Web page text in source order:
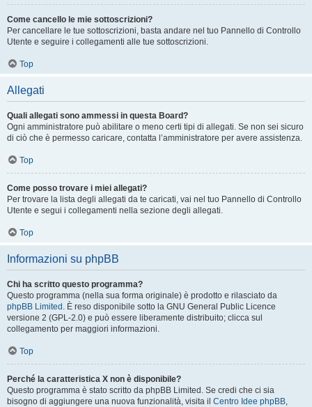
Come cancello le mie sottoscrizioni?
Per cancellare le tue sottoscrizioni, basta andare nel tuo Pannello di Controllo
Utente e seguire i collegamenti alle tue sottoscrizioni.
Top
Allegati
Quali allegati sono ammessi in questa Board?
Ogni amministratore può abilitare o meno certi tipi di allegati. Se non sei sicuro
di ciò che è permesso caricare, contatta l’amministratore per avere assistenza.
Top
Come posso trovare i miei allegati?
Per trovare la lista degli allegati da te caricati, vai nel tuo Pannello di Controllo
Utente e segui i collegamenti nella sezione degli allegati.
Top
Informazioni su phpBB
Chi ha scritto questo programma?
Questo programma (nella sua forma originale) è prodotto e rilasciato da
phpBB Limited . È reso disponibile sotto la GNU General Public Licence
versione 2 (GPL-2.0) e può essere liberamente distribuito; clicca sul
collegamento per maggiori informazioni.
Top
Perché la caratteristica X non è disponibile?
Questo programma è stato scritto da phpBB Limited. Se credi che ci sia
bisogno di aggiungere una nuova funzionalità, visita il Centro Idee phpBB,